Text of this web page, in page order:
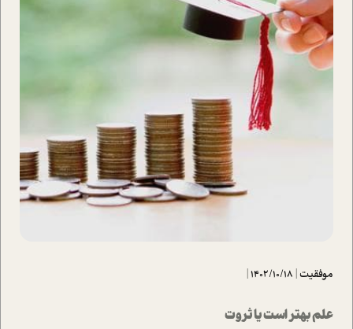
موفقیت|
1402/10/18
|
علم بهتر است یا ثروت